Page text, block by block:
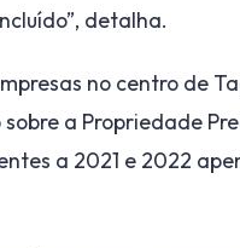
detalha.
no centro de
a Propriedade
a 2021 e 2022